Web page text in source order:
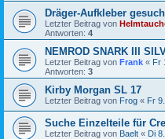
Dräger-Aufkleber
Letzter Beitrag von
Antworten: 4
NEMROD SNARK III
Letzter Beitrag von Frank « Fr
Antworten: 3
Kirby Morgan SL 17
Letzter Beitrag von Frog « Fr
Suche Einzelteile für
Letzter Beitrag von Baelt « Di